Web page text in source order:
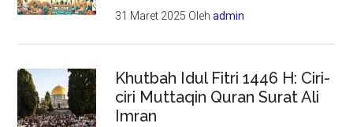
31 Maret 2025 Olehadmin
Khutbah Idul Fitri 1446 H: Ciri-
ciri Muttaqin Quran Surat Ali
Imran